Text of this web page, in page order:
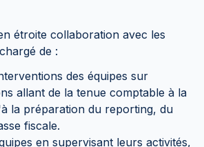
étroite collaboration avec les
de :
des équipes sur
allant de la tenue comptable à la
la préparation du reporting, du
fiscale.
en supervisant leurs activités,